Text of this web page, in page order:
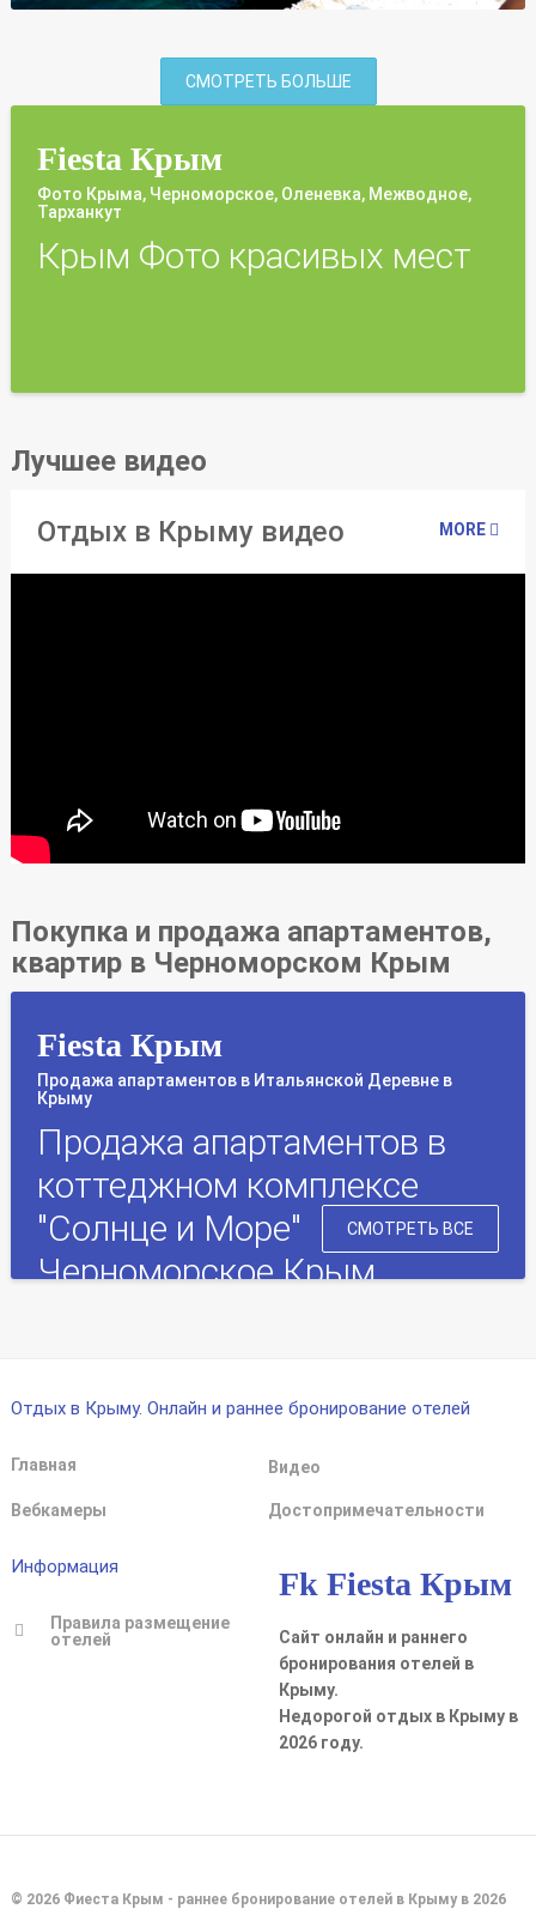
СМОТРЕТЬ БОЛЬШЕ
Fiesta Крым
Фото Крыма, Черноморское, Оленевка, Межводное,
Тарханкут
Крым Фото красивых мест
Лучшее видео
Отдых в Крыму видео MORE
Покупка и продажа апартаментов,
квартир в Черноморском Крым
Fiesta Крым
Продажа апартаментов в Итальянской Деревне в
Крыму
Продажа апартаментов в
коттеджном комплексе
"Солнце и Море"
Черноморское Крым
СМОТРЕТЬ ВСЕ
Отдых в Крыму. Онлайн и раннее бронирование отелей
Главная Видео
Вебкамеры Достопримечательности
Информация
Правила размещение
отелей
Fk Fiesta Крым
Сайт онлайн и раннего
бронирования отелей в
Крыму.
Недорогой отдых в Крыму в
2026 году.
© 2026 Фиеста Крым - раннее бронирование отелей в Крыму в 2026